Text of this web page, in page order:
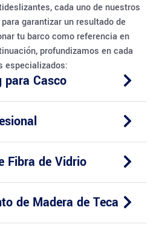
cada uno de nuestros
garantizar un resultado de
tu barco como referencia en
profundizamos en cada
especializados:
Casco
Fibra de Vidrio
de Madera de Teca